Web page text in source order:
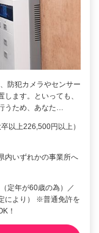
防犯カメラやセンサー
ます。といっても、
うため、あなた…
以上226,500円以上）
いずれかの事業所へ
定年が60歳の為）／
により） ※普通免許を
！